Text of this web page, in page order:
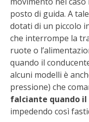
BLUMEN
NOCCIOLA DI
PELLENC
MEDICINA DEI
posto di guida. A
dotati di un piccolo
che interrompe la
ruote o
quando il
alcuni modelli è
pressione) che
falciante quando il
impedendo così